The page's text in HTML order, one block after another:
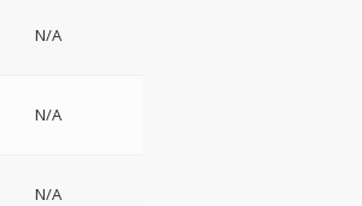
N/A
N/A
N/A